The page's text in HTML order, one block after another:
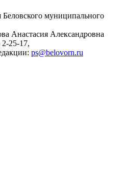
муниципального
Анастасия Александровна
25-17,
ps@belovorn.ru